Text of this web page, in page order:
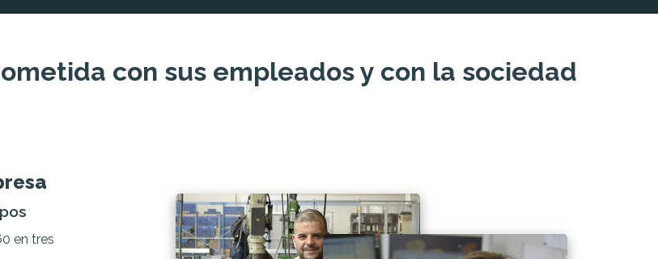
con sus empleados y con la sociedad
en tres